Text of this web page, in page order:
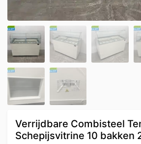
Verrijdbare Combisteel
Schepijsvitrine 10 bakken